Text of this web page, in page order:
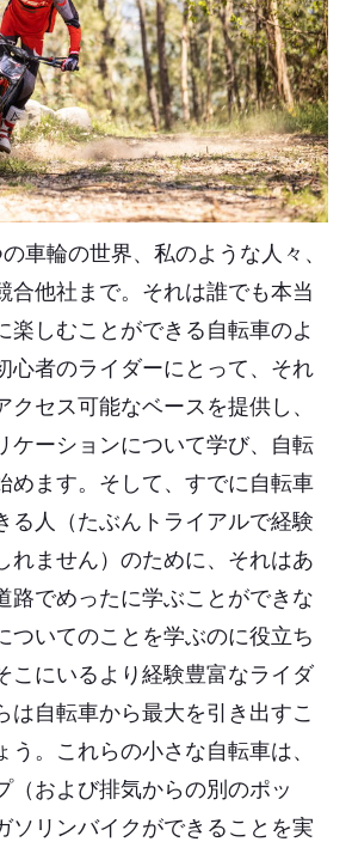
車輪の世界、私のような人々、
合他社まで。それは誰でも本当
楽しむことができる自転車のよ
心者のライダーにとって、それ
クセス可能なベースを提供し、
ケーションについて学び、自転
めます。そして、すでに自転車
る人（たぶんトライアルで経験
れません）のために、それはあ
路でめったに学ぶことができな
ついてのことを学ぶのに役立ち
こにいるより経験豊富なライダ
は自転車から最大を引き出すこ
う。これらの小さな自転車は、
（および排気からの別のポッ
ソリンバイクができることを実